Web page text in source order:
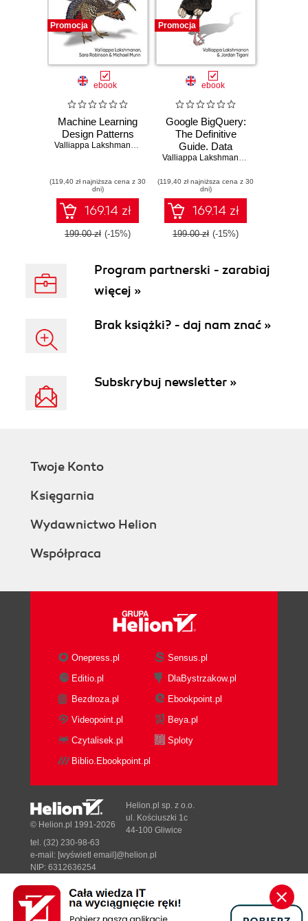
Promocja
ebook
Machine Learning
Design Patterns
Valliappa Lakshmanan Sara Robinson,Michael Munn
(119,40 zł najniższa cena z 30
dni)
169.14 zł
199.00 zł (-15%)
Promocja
ebook
Google BigQuery:
The Definitive
Guide. Data
Warehousing,
Machine Learning
at Scale
Valliappa Lakshmanan
(119,40 zł najniższa cena z 30
dni)
169.14 zł
199.00 zł (-15%)
Program partnerski - zarabiaj
więcej »
Brak książki? - daj nam znać »
Subskrybuj newsletter »
Twoje Konto
Księgarnia
Wydawnictwo Helion
Współpraca
Onepress.pl
Sensus.pl
Editio.pl
DlaBystrzakow.pl
Bezdroza.pl
Ebookpoint.pl
Videopoint.pl
Beya.pl
Czytalisek.pl
Sploty
Biblio.Ebookpoint.pl
Designed with ♥ byTonik.pl
© Helion.pl 1991-2026
Helion.pl sp. z o.o.
ul. Kościuszki 1c
44-100 Gliwice
tel. (32) 230-98-63
e-mail: [wyświetl email]@helion.pl
NIP: 6312636254